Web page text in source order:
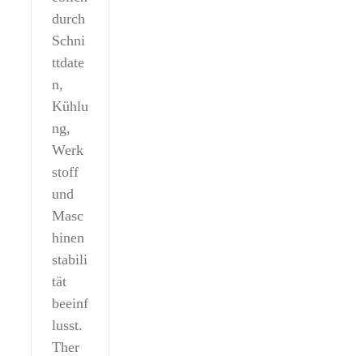
durch
Schni
ttdate
n,
Kühlu
ng,
Werk
stoff
und
Masc
hinen
stabili
tät
beeinf
lusst.
Ther